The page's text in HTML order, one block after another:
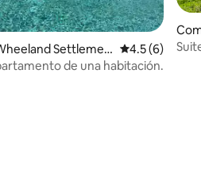
de 5, 16 reseñas
Settlemen Calificación
4.5 (6)
de una habitación.
y